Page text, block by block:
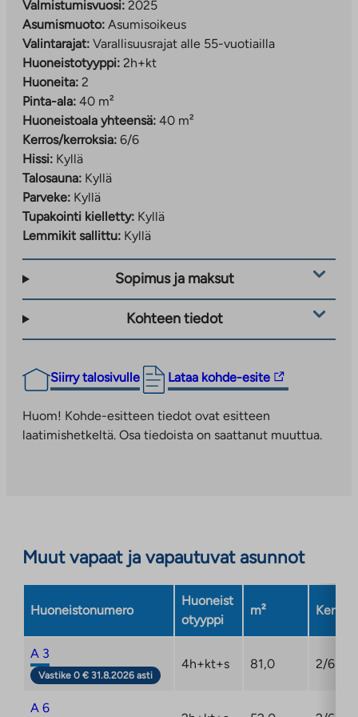
Keran asemalta junamatka Leppävaaraan n. 4
minuuttia ja Helsingin keskustaan n. 20 minuuttia
Autoilijoille sujuvat yhteydet Turun moottoritielle
ja Kehä II:lle
Kevyen liikenteen väylät mahdollistavat
turvallisen liikkumisen kävellen ja pyöräillen
Hakeminen ja lisätiedot:
Asumisoikeusasunnot (Viilivati 2)
Tee hakemus:
ta.fi/asuntohakemukset/asumisoikeushakemus
Hakemusta täyttäessä valitse uudiskohde ja
Lisätiedot: tuija.rajamaki@ta.fi
Vuokra-asunnot (Maitovadinkatu 11)
Tee hakemus:ta.fi/asuntohakemukset/vuokrahakemus
Lisätiedot: roope.kalanti@ta.fi
Valmistumisvuosi: 2025
Asumismuoto: Asumisoikeus
Valintarajat: Varallisuusrajat alle 55-vuotiailla
Huoneistotyyppi: 2h+kt
Huoneita: 2
Pinta-ala: 40 m²
Huoneistoala yhteensä: 40 m²
Kerros/kerroksia: 6/6
Hissi: Kyllä
Talosauna: Kyllä
Parveke: Kyllä
Tupakointi kielletty: Kyllä
Lemmikit sallittu: Kyllä
Sopimus ja maksut
Kohteen tiedot
Siirry talosivulle Lataa kohde-esite
Linkki
ulkopuoliseen
palveluun.
Huom! Kohde-esitteen tiedot ovat esitteen
laatimishetkeltä. Osa tiedoista on saattanut muuttua.
Muut vapaat ja vapautuvat asunnot
Huoneistonumero
Huoneist
otyyppi
m² Kerros
A 3
Vastike 0 € 31.8.2026 asti
4h+kt+s 81,0 2/6
A 6